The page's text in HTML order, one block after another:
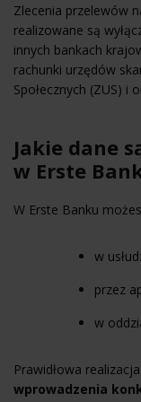
Zlecenia przelewów
realizowane są
innych bankach
rachunki urzędów
Społecznych (ZUS) i
Jakie dane
w Erste
W Erste Banku
w
przez
w
Prawidłowa
wprowadzenia